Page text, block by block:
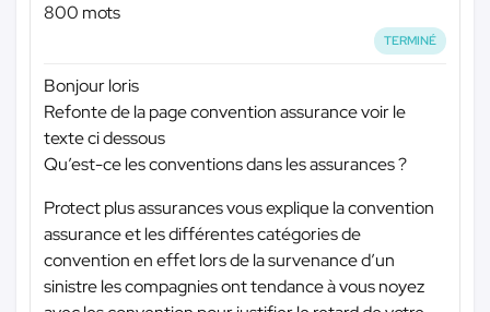
800 mots
TERMINÉ
Bonjour loris
Refonte de la page convention assurance voir le
texte ci dessous
Qu’est-ce les conventions dans les assurances ?
Protect plus assurances vous explique la convention
assurance et les différentes catégories de
convention en effet lors de la survenance d’un
sinistre les compagnies ont tendance à vous noyez